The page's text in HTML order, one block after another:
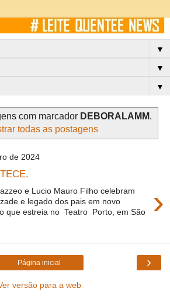
▼
▼
▼
com marcador DEBORALAMM.
todas as postagens
de 2024
›
e Lucio Mauro Filho celebram
e legado dos pais em novo
que estreia no Teatro Porto, em São
›
Página inicial
versão para a web